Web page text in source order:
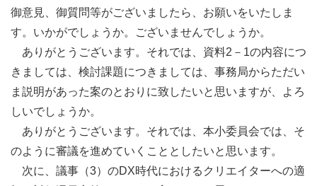
御意見、御質問等がございましたら、お願いをいたしま
す。いかがでしょうか。ございませんでしょうか。
ありがとうございます。それでは、資料2－1の内容につ
きましては、検討課題につきましては、事務局からただい
ま説明があった案のとおりに致したいと思いますが、よろ
しいでしょうか。
ありがとうございます。それでは、本小委員会では、そ
のように審議を進めていくこととしたいと思います。
次に、議事（3）のDX時代におけるクリエイターへの適